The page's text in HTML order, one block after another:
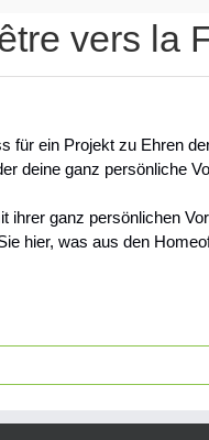
vers la
für ein Projekt zu Ehren
deine ganz persönliche
ganz persönlichen
hier, was aus den